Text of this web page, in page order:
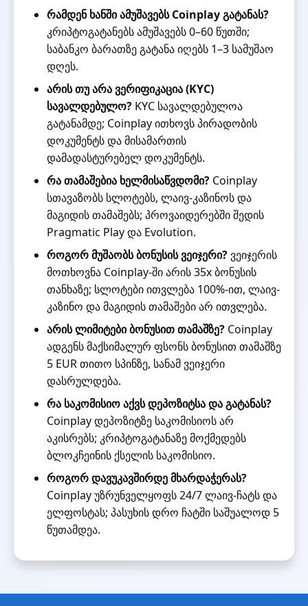
რამდენ ხანში ამუშავებს Coinplay გატანას?
კრიპტოგატანებს ამუშავებს 0–60 წუთში;
საბანკო ბარათზე გატანა იღებს 1–3 სამუშაო
დღეს.
არის თუ არა ვერიფიკაცია (KYC)
სავალდებულო? KYC სავალდებულოა
გატანამდე; Coinplay ითხოვს პირადობის
დოკუმენტს და მისამართის
დამადასტურებელ დოკუმენტს.
რა თამაშებია ხელმისაწვდომი? Coinplay
სთავაზობს სლოტებს, ლაივ-კაზინოს და
მაგიდის თამაშებს; პროვაიდერებში შედის
Pragmatic Play და Evolution.
როგორ მუშაობს ბონუსის ვეიჯერი? ვეიჯერის
მოთხოვნა Coinplay-ში არის 35x ბონუსის
თანხაზე; სლოტები ითვლება 100%-ით, ლაივ-
კაზინო და მაგიდის თამაშები არ ითვლება.
არის ლიმიტები ბონუსით თამაშზე? Coinplay
ადგენს მაქსიმალურ ფსონს ბონუსით თამაშზე
5 EUR თითო სპინზე, სანამ ვეიჯერი
დასრულდება.
რა საკომისიო აქვს დეპოზიტსა და გატანას?
Coinplay დეპოზიტზე საკომისიოს არ
აკისრებს; კრიპტოგატანაზე მოქმედებს
ბლოკჩეინის ქსელის საკომისიო.
როგორ დავუკავშირდე მხარდაჭერას?
Coinplay უზრუნველყოფს 24/7 ლაივ-ჩატს და
ელფოსტას; პასუხის დრო ჩატში საშუალოდ 5
წუთამდეა.